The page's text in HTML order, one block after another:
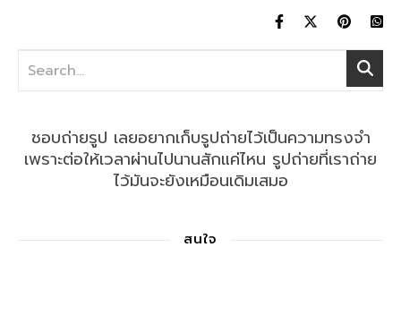
ชอบถ่ายรูป เลยอยากเก็บรูปถ่ายไว้เป็นความทรงจำ
เพราะต่อให้เวลาผ่านไปนานสักแค่ไหน รูปถ่ายที่เราถ่าย
ไว้มันจะยังเหมือนเดิมเสมอ
สนใจ